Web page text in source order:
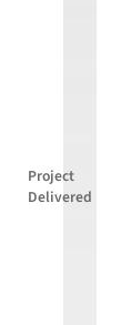
Project
Delivered